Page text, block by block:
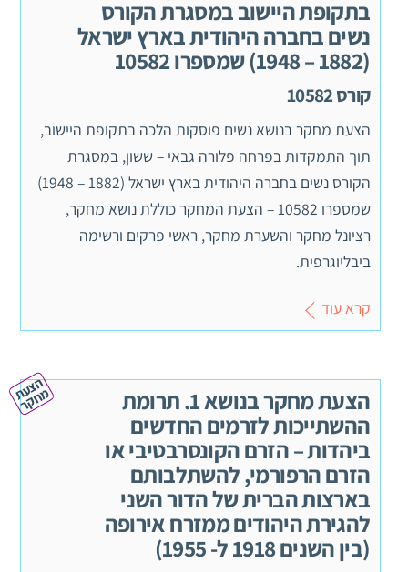
בתקופת היישוב במסגרת הקורס
נשים בחברה היהודית בארץ ישראל
(1882 – 1948) שמספרו 10582
קורס 10582
הצעת מחקר בנושא נשים פוסקות הלכה בתקופת היישוב,
תוך התמקדות בפרחה פלורה גבאי – ששון, במסגרת
הקורס נשים בחברה היהודית בארץ ישראל (1882 – 1948)
שמספרו 10582 – הצעת המחקר כוללת נושא מחקר,
רציונל מחקר והשערת מחקר, ראשי פרקים ורשימה
ביבליוגרפית.
קרא עוד
הצעת מחקר בנושא 1. תרומת
ההשתייכות לזרמים החדשים
ביהדות – הזרם הקונסרבטיבי או
הזרם הרפורמי, להשתלבותם
בארצות הברית של הדור השני
להגירת היהודים ממזרח אירופה
(בין השנים 1918 ל- 1955)
ה
צ
ע
ת מ
ח
ק
ר